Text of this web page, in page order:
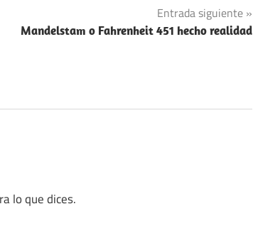
Entrada siguiente
Mandelstam o Fahrenheit 451 hecho realidad
lo que dices.